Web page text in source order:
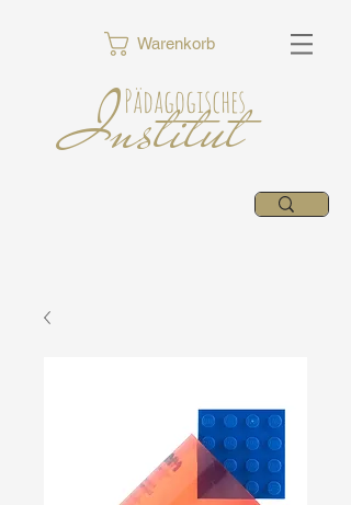
Warenkorb
Pädagogisches
Institut